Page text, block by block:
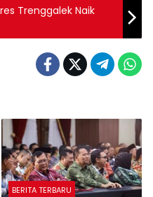
Trenggalek Naik
BERITA TERBARU